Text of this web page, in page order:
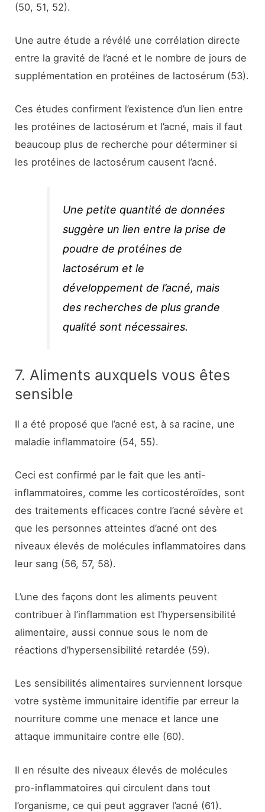
(50, 51, 52).
Une autre étude a révélé une corrélation directe
entre la gravité de l’acné et le nombre de jours de
supplémentation en protéines de lactosérum (53).
Ces études confirment l’existence d’un lien entre
les protéines de lactosérum et l’acné, mais il faut
beaucoup plus de recherche pour déterminer si
les protéines de lactosérum causent l’acné.
Une petite quantité de données
suggère un lien entre la prise de
poudre de protéines de
lactosérum et le
développement de l’acné, mais
des recherches de plus grande
qualité sont nécessaires.
7. Aliments auxquels vous êtes
sensible
Il a été proposé que l’acné est, à sa racine, une
maladie inflammatoire (54, 55).
Ceci est confirmé par le fait que les anti-
inflammatoires, comme les corticostéroïdes, sont
des traitements efficaces contre l’acné sévère et
que les personnes atteintes d’acné ont des
niveaux élevés de molécules inflammatoires dans
leur sang (56, 57, 58).
L’une des façons dont les aliments peuvent
contribuer à l’inflammation est l’hypersensibilité
alimentaire, aussi connue sous le nom de
réactions d’hypersensibilité retardée (59).
Les sensibilités alimentaires surviennent lorsque
votre système immunitaire identifie par erreur la
nourriture comme une menace et lance une
attaque immunitaire contre elle (60).
Il en résulte des niveaux élevés de molécules
pro-inflammatoires qui circulent dans tout
l’organisme, ce qui peut aggraver l’acné (61).